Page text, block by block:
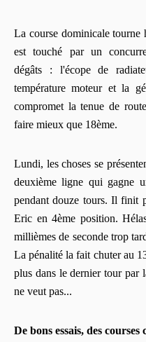
La course dominicale
est touché par un
dégâts : l'écope de
température moteur et la
compromet la tenue de
faire mieux que 18ème.
Lundi, les choses se
deuxième ligne qui gagne
pendant douze tours. Il finit
Eric en 4ème position.
millièmes de seconde trop
La pénalité la fait chuter au
plus dans le dernier tour par
ne veut pas...
De bons essais, des courses